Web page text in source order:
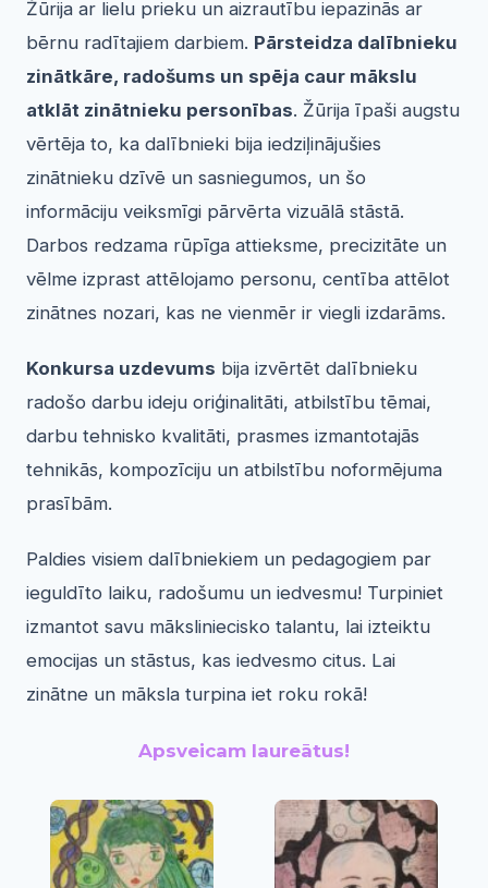
Žūrija ar lielu prieku un aizrautību iepazinās ar
bērnu radītajiem darbiem. Pārsteidza dalībnieku
zinātkāre, radošums un spēja caur mākslu
atklāt zinātnieku personības. Žūrija īpaši augstu
vērtēja to, ka dalībnieki bija iedziļinājušies
zinātnieku dzīvē un sasniegumos, un šo
informāciju veiksmīgi pārvērta vizuālā stāstā.
Darbos redzama rūpīga attieksme, precizitāte un
vēlme izprast attēlojamo personu, centība attēlot
zinātnes nozari, kas ne vienmēr ir viegli izdarāms.
Konkursa uzdevums bija izvērtēt dalībnieku
radošo darbu ideju oriģinalitāti, atbilstību tēmai,
darbu tehnisko kvalitāti, prasmes izmantotajās
tehnikās, kompozīciju un atbilstību noformējuma
prasībām.
Paldies visiem dalībniekiem un pedagogiem par
ieguldīto laiku, radošumu un iedvesmu! Turpiniet
izmantot savu māksliniecisko talantu, lai izteiktu
emocijas un stāstus, kas iedvesmo citus. Lai
zinātne un māksla turpina iet roku rokā!
Apsveicam laureātus!